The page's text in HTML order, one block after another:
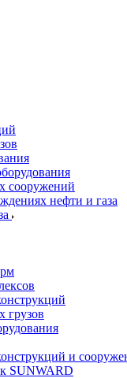
сооружений
нефти и газа
грузов
и
SUNWARD